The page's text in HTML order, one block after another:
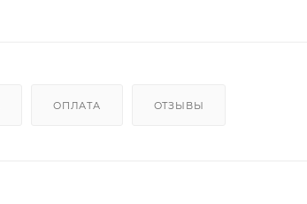
ОПЛАТА ОТЗЫВЫ